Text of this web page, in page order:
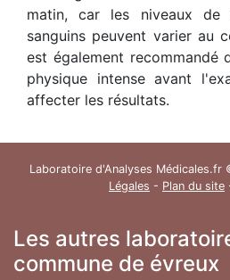
matin, car les niveaux de
sanguins peuvent varier au
est également
physique intense avant
affecter les résultats.
Laboratoire d'Analyses
Légales - Plan du site
Les autres
commune de évreux